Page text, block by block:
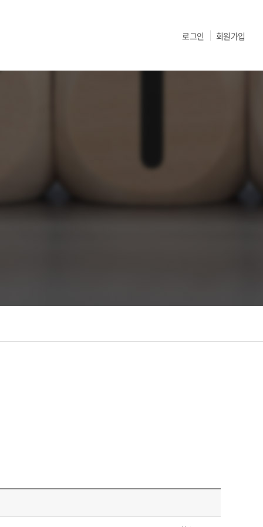
로그인 회원가입